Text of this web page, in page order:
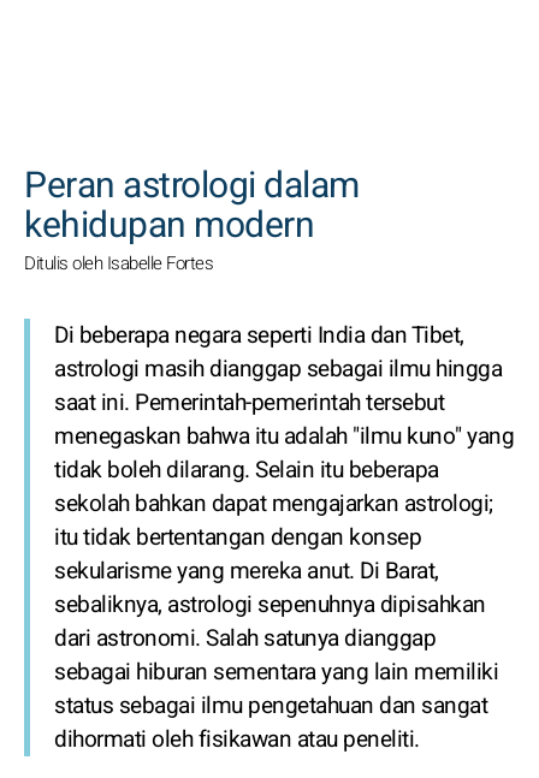
Peran astrologi dalam
kehidupan modern
Ditulis oleh Isabelle Fortes
Di beberapa negara seperti India dan Tibet,
astrologi masih dianggap sebagai ilmu hingga
saat ini. Pemerintah-pemerintah tersebut
menegaskan bahwa itu adalah "ilmu kuno" yang
tidak boleh dilarang. Selain itu beberapa
sekolah bahkan dapat mengajarkan astrologi;
itu tidak bertentangan dengan konsep
sekularisme yang mereka anut. Di Barat,
sebaliknya, astrologi sepenuhnya dipisahkan
dari astronomi. Salah satunya dianggap
sebagai hiburan sementara yang lain memiliki
status sebagai ilmu pengetahuan dan sangat
dihormati oleh fisikawan atau peneliti.